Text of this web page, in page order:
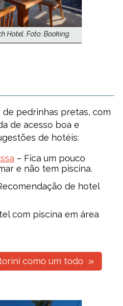
Hotel. Foto: Booking.
de pedrinhas pretas, com
de acesso boa e
de hotéis:
– Fica um pouco
e não tem piscina.
de hotel
com piscina em área
como um todo